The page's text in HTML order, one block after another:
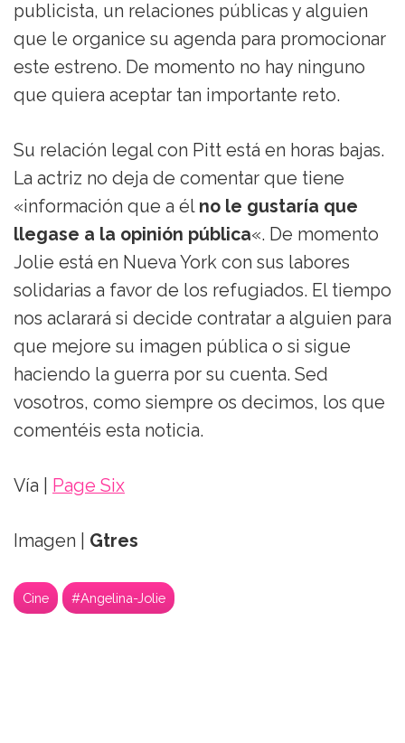
publicista, un relaciones públicas y alguien
que le organice su agenda para promocionar
este estreno. De momento no hay ninguno
que quiera aceptar tan importante reto.
Su relación legal con Pitt está en horas bajas.
La actriz no deja de comentar que tiene
«información que a él no le gustaría que
llegase a la opinión pública«. De momento
Jolie está en Nueva York con sus labores
solidarias a favor de los refugiados. El tiempo
nos aclarará si decide contratar a alguien para
que mejore su imagen pública o si sigue
haciendo la guerra por su cuenta. Sed
vosotros, como siempre os decimos, los que
comentéis esta noticia.
Vía | Page Six
Imagen | Gtres
Cine #Angelina-Jolie